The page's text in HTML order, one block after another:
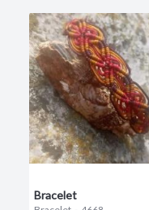
Bracelet